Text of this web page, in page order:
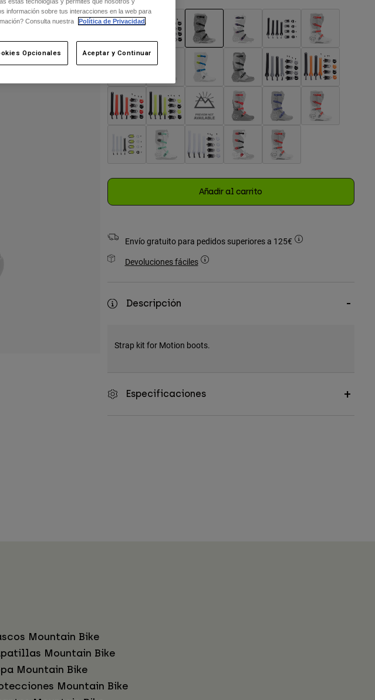
seleccionado
Añadir al carrito
Envío gratuito para pedidos superiores a 125€
Devoluciones fáciles
Descripción
Strap kit for Motion boots.
Especificaciones
Mountain Bike
Mountain Bike
Mountain Bike
Mountain Bike
información sobre tus interacciones en la web para
Consulta nuestra
Política de Privacidad
Opcionales Aceptar y Continuar